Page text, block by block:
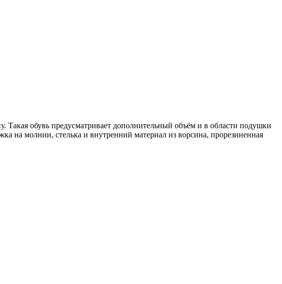
обувь предусматривает дополнительный объём и в области подушки
на молнии, стелька и внутренний материал из ворсина, прорезиненная